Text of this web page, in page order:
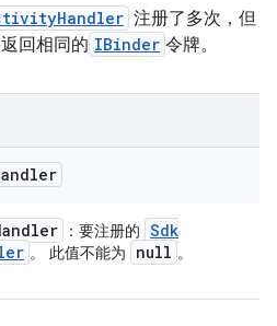
注册了多次，但
回相同的 IBinder 令牌。
：要注册的 Sdk
。 此值不能为 null 。